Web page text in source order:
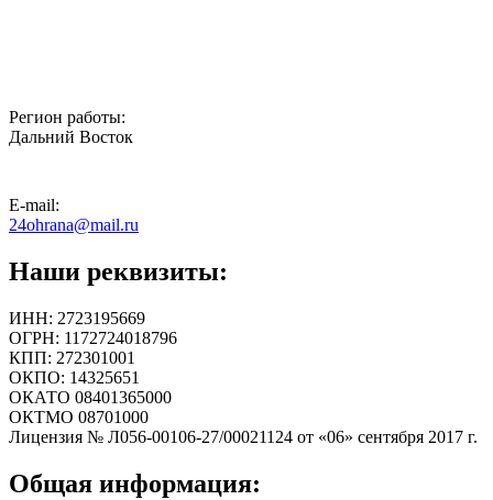
Регион работы:
Дальний Восток
E-mail:
24ohrana@mail.ru
Наши реквизиты:
ИНН: 2723195669
ОГРН: 1172724018796
КПП: 272301001
ОКПО: 14325651
ОКАТО 08401365000
ОКТМО 08701000
Лицензия № Л056-00106-27/00021124 от «06» сентября 2017 г.
Общая информация: